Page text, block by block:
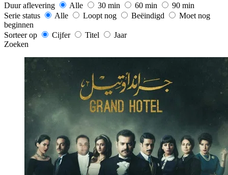
Duur aflevering
Alle 30 min 60 min
90 min
Serie status
Alle Loopt nog Beëindigd
Moet nog
beginnen
Sorteer op
Cijfer Titel
Jaar
Zoeken